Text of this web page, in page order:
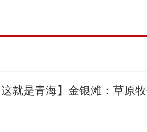
这就是青海】金银滩：草原